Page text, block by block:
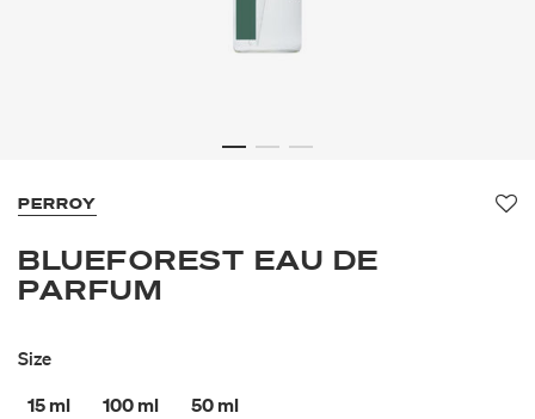
PERROY
BLUEFOREST EAU DE
PARFUM
Size
15 ml
100 ml 50 ml